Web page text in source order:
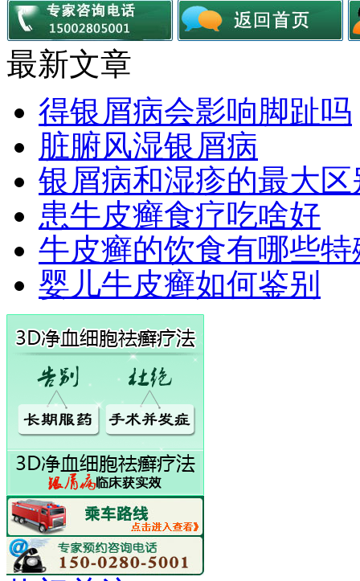
最新文章
得银屑病会影响脚趾吗
脏腑风湿银屑病
银屑病和湿疹的最大区
患牛皮癣食疗吃啥好
牛皮癣的饮食有哪些
婴儿牛皮癣如何鉴别